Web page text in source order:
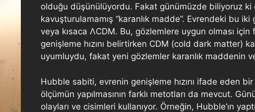
olduğu düşünülüyordu. Fakat günümüzde biliyoruz ki
kavuşturulamamış “karanlık madde”. Evrendeki bu
veya kısaca ΛCDM. Bu, gözlemlere uygun olması
genişleme hızını belirtirken CDM (cold dark matter)
uyumluydu, fakat yeni gözlemler karanlık maddenin
Hubble sabiti, evrenin genişleme hızını ifade eden
ölçümün yapılmasının farklı metotları da mevcut.
olayları ve cisimleri kullanıyor. Örneğin, Hubble’ın